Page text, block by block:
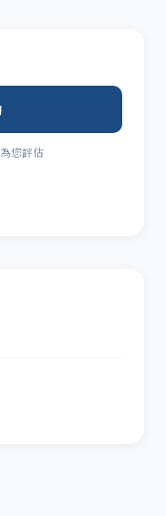
您評估